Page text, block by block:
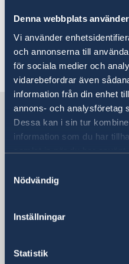
Denna webbplats
Vi använder
och annonserna till
för sociala medier och
vidarebefordrar även
information från din enhet
annons- och analysföretag
Dessa kan i sin tur
information som du har
samlat in när du har använt
Nödvändig
Inställningar
Statistik
Á döfinni
Louise Calais
Sendiherra
Sími: (+354) 520 12 30
Svíþjóð á Íslandi
Sendiráðið
Heimsókn
Lágmúli 7
Póstfang
128 Reykjavík